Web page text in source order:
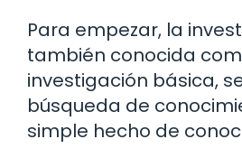
Para empezar, la
también conocida
investigación básica,
búsqueda de
simple hecho de